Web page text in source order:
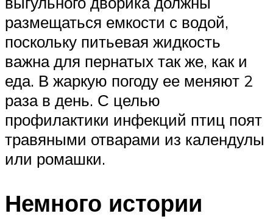
размещаться емкости с водой,
поскольку питьевая жидкость
важна для пернатых так же, как и
еда. В жаркую погоду ее меняют 2
раза в день. С целью
профилактики инфекций птиц поят
травяными отварами из календулы
или ромашки.
Немного истории